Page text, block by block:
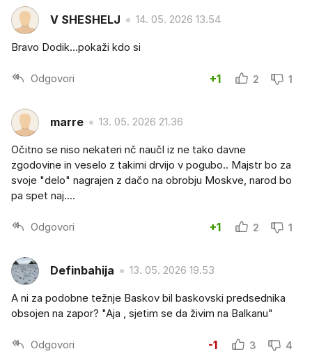
V SHESHELJ 14. 05. 2026 13.54
Bravo Dodik...pokaži kdo si
Odgovori +1 2 1
marre 13. 05. 2026 21.36
Očitno se niso nekateri nč naučl iz ne tako davne
zgodovine in veselo z takimi drvijo v pogubo.. Majstr bo za
svoje "delo" nagrajen z dačo na obrobju Moskve, narod bo
pa spet naj....
Odgovori +1 2 1
Definbahija 13. 05. 2026 19.53
A ni za podobne težnje Baskov bil baskovski predsednika
obsojen na zapor? "Aja , sjetim se da živim na Balkanu"
Odgovori -1 3 4